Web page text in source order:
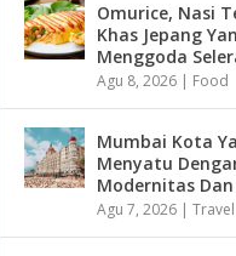
Omurice, Nasi
Khas Jepang
Menggoda
Agu 8, 2026 | Food
Mumbai Kota
Menyatu
Modernitas
Agu 7, 2026 |Travel